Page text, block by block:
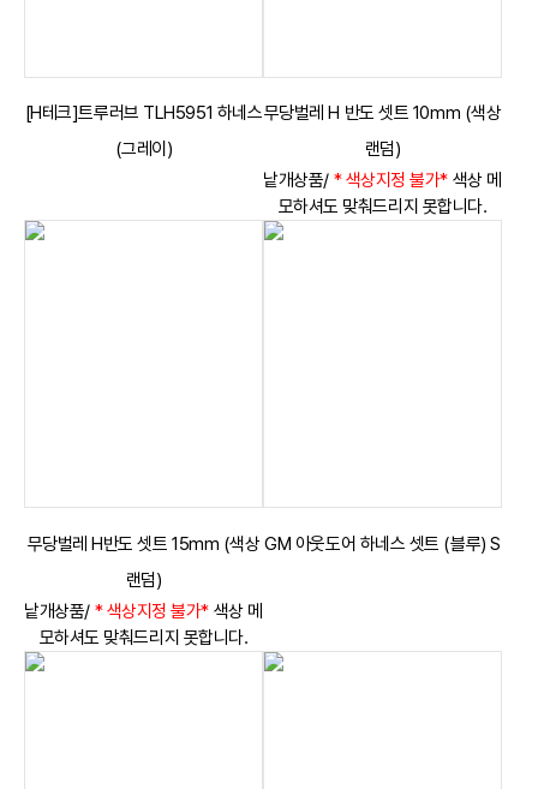
[H테크]트루러브 TLH5951 하네스
(그레이)
무당벌레 H 반도 셋트 10mm (색상
랜덤)
낱개상품/ * 색상지정 불가* 색상 메
모하셔도 맞춰드리지 못합니다.
무당벌레 H반도 셋트 15mm (색상
랜덤)
낱개상품/ * 색상지정 불가* 색상 메
모하셔도 맞춰드리지 못합니다.
GM 아웃도어 하네스 셋트 (블루) S